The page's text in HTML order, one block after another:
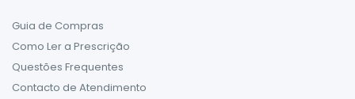
Guia de Compras
Como Ler a Prescrição
Questões Frequentes
Contacto de Atendimento